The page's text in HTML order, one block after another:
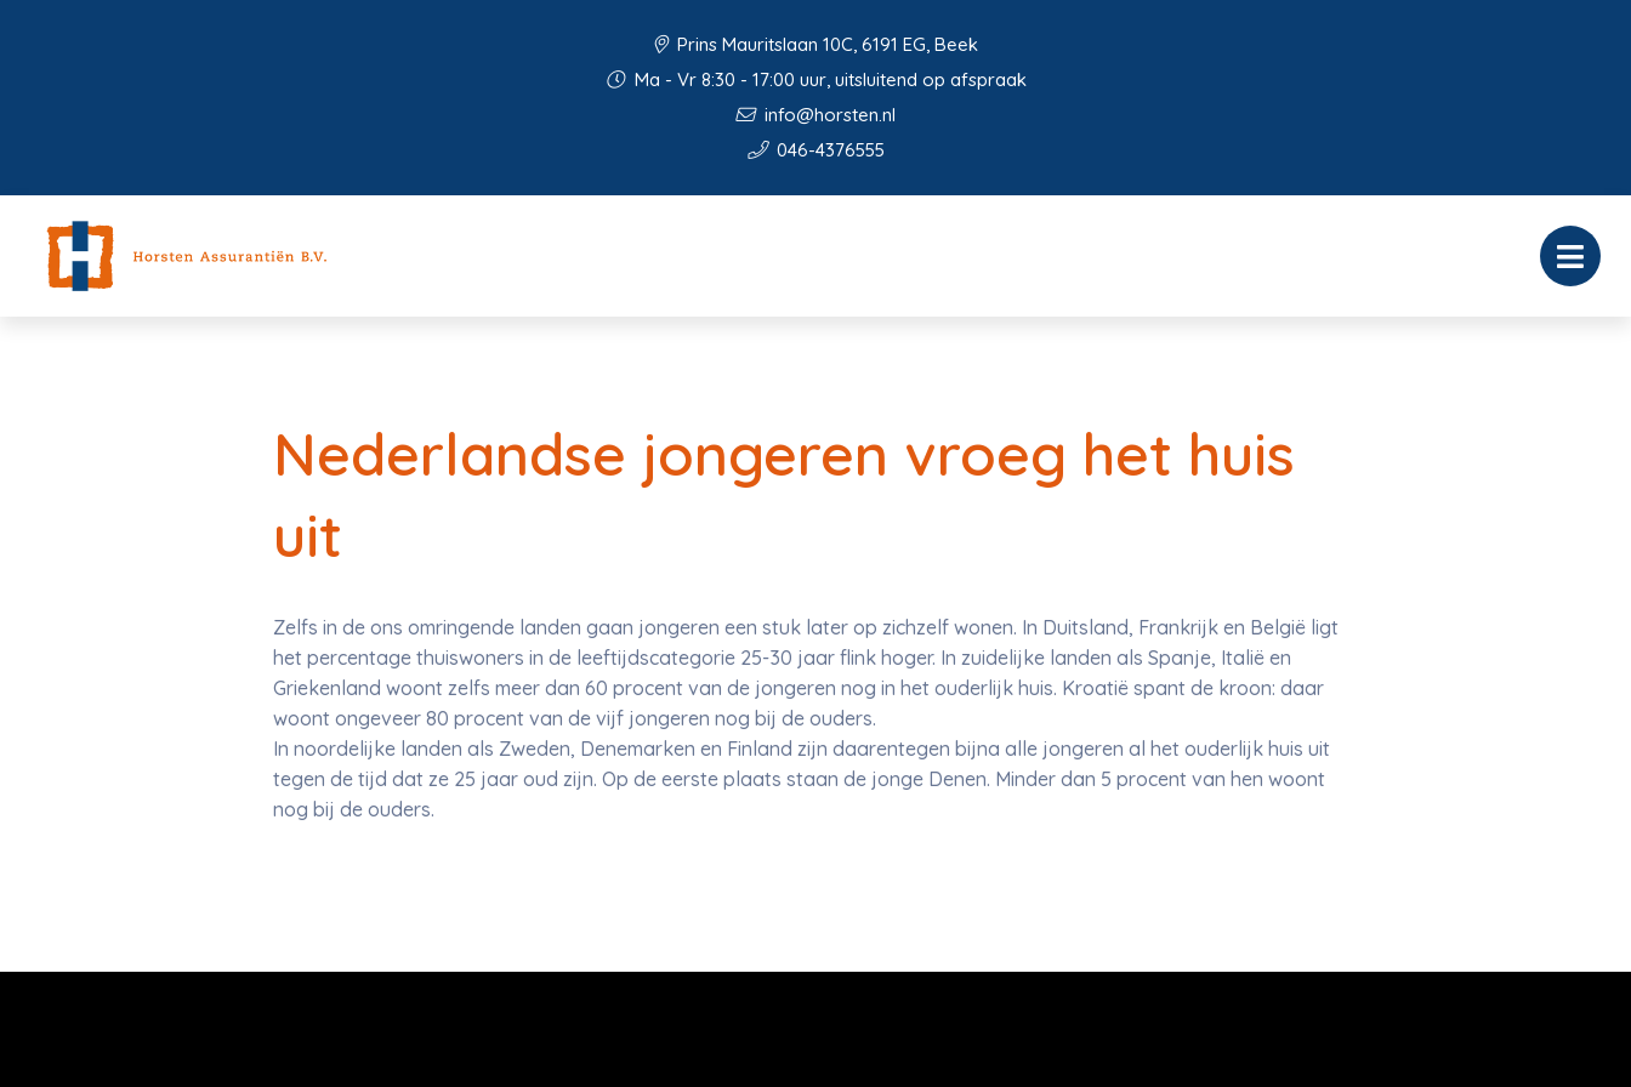
Prins Mauritslaan 10C, 6191 EG, Beek
Ma - Vr 8:30 - 17:00 uur, uitsluitend op afspraak
info@horsten.nl
046-4376555
Nederlandse jongeren vroeg het huis
uit
Zelfs in de ons omringende landen gaan jongeren een stuk later op zichzelf wonen. In Duitsland, Frankrijk en België ligt
het percentage thuiswoners in de leeftijdscategorie 25-30 jaar flink hoger. In zuidelijke landen als Spanje, Italië en
Griekenland woont zelfs meer dan 60 procent van de jongeren nog in het ouderlijk huis. Kroatië spant de kroon: daar
woont ongeveer 80 procent van de vijf jongeren nog bij de ouders.
In noordelijke landen als Zweden, Denemarken en Finland zijn daarentegen bijna alle jongeren al het ouderlijk huis uit
tegen de tijd dat ze 25 jaar oud zijn. Op de eerste plaats staan de jonge Denen. Minder dan 5 procent van hen woont
nog bij de ouders.